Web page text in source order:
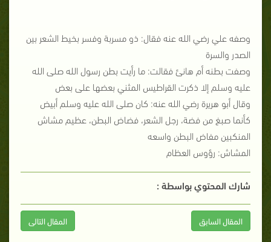
وصفه علي رضي الله عنه فقال: ذو مسربة وفسر بخيط الشعر بين
الصدر والسرة
وصفت بطنه أم هانئ فقالت: ما رأيت بطن رسول الله صلى الله
عليه وسلم إلا ذكرت القراطيس المثني بعضها على بعض
وقال أبو هريرة رضي الله عنه: كان صلى الله عليه وسلم أبيض
كأنما صبغ من فضة، رجل الشعر، فضاض البطن، عظيم مشاش
المنكبين مفاض البطن واسعه
المشاش: رؤوس العظام
شارك المحتوي بواسطة :
المقال السابق المقال التالى